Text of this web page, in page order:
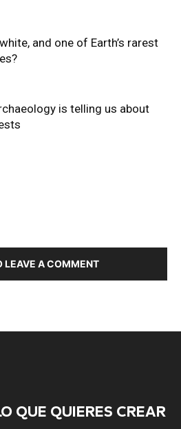
and one of Earth’s rarest
is telling us about
LEAVE A COMMENT
QUE QUIERES CREAR